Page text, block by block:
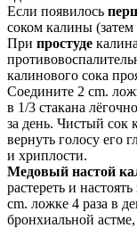
Если появилось
соком калины
При простуде
калинового сока
Соедините 2 cm.
в 1/3 стакана
за день. Чистый
вернуть голосу его
и хриплости.
Медовый настой
растереть и
cm. ложке 4 раза в
бронхиальной